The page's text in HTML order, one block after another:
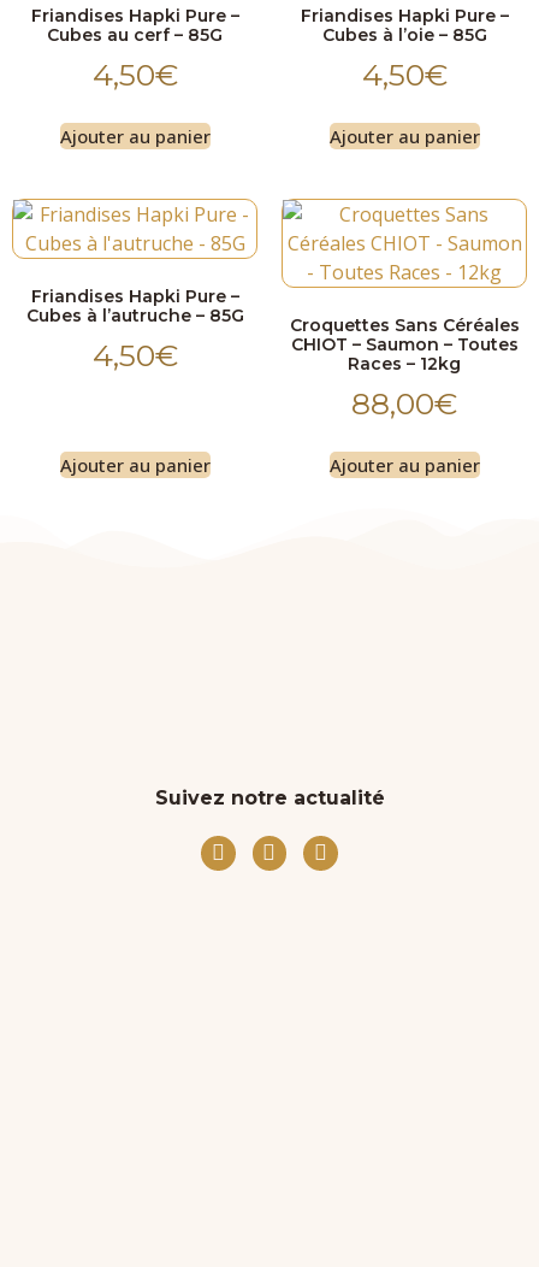
Friandises Hapki Pure –
Cubes au cerf – 85G
4,50€
Ajouter au panier
Friandises Hapki Pure –
Cubes à l’oie – 85G
4,50€
Ajouter au panier
Friandises Hapki Pure –
Cubes à l’autruche – 85G
4,50€
Ajouter au panier
Croquettes Sans Céréales
CHIOT – Saumon – Toutes
Races – 12kg
88,00€
Ajouter au panier
Suivez notre actualité